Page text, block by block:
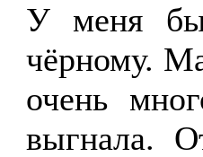
У меня
чёрному.
очень
выгнала.